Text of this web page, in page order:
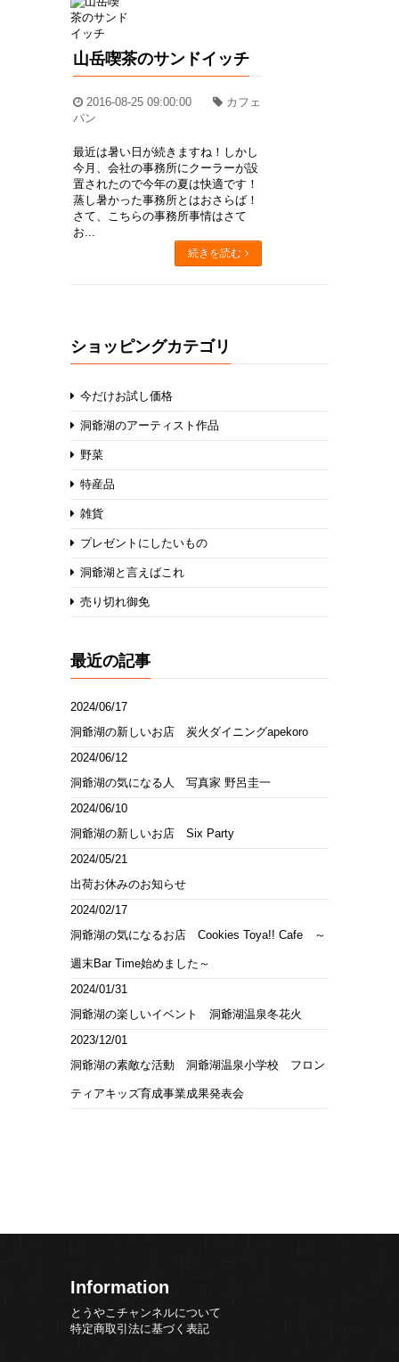
山岳喫茶のサンドイッチ
2016-08-25 09:00:00
カフェ
パン
最近は暑い日が続きますね！しかし
今月、会社の事務所にクーラーが設
置されたので今年の夏は快適です！
蒸し暑かった事務所とはおさらば！
さて、こちらの事務所事情はさて
お...
続きを読む
ショッピングカテゴリ
今だけお試し価格
洞爺湖のアーティスト作品
野菜
特産品
雑貨
プレゼントにしたいもの
洞爺湖と言えばこれ
売り切れ御免
最近の記事
2024/06/17
洞爺湖の新しいお店 炭火ダイニングapekoro
2024/06/12
洞爺湖の気になる人 写真家 野呂圭一
2024/06/10
洞爺湖の新しいお店 Six Party
2024/05/21
出荷お休みのお知らせ
2024/02/17
洞爺湖の気になるお店 Cookies Toya!! Cafe ～
週末Bar Time始めました～
2024/01/31
洞爺湖の楽しいイベント 洞爺湖温泉冬花火
2023/12/01
洞爺湖の素敵な活動 洞爺湖温泉小学校 フロン
ティアキッズ育成事業成果発表会
Information
とうやこチャンネルについて
特定商取引法に基づく表記